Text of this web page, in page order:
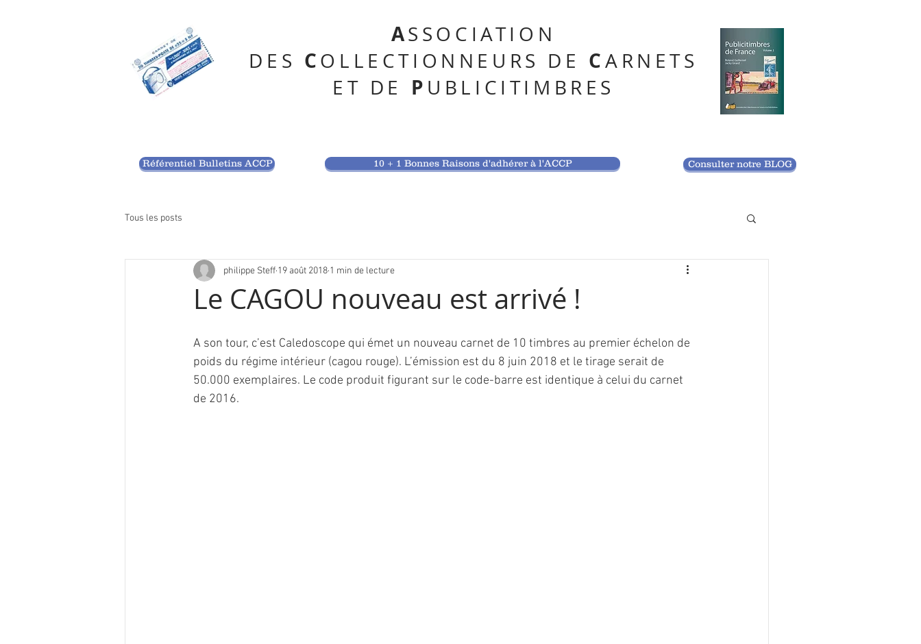
ASSOCIATION
DES COLLECTIONNEURS DE CARNETS
ET DE P UBLICITIMBRES
Référentiel Bulletins ACCP Consulter notre BLOG
Tous les posts
Le CAGOU nouveau est arrivé !
philippe Steff 19 août 2018 1 min de lecture
A son tour, c’est Caledoscope qui émet un nouveau carnet de 10 timbres au premier échelon de
poids du régime intérieur (cagou rouge). L’émission est du 8 juin 2018 et le tirage serait de
50.000 exemplaires. Le code produit figurant sur le code-barre est identique à celui du carnet
de 2016.
10 + 1 Bonnes Raisons d'adhérer à l'ACCP